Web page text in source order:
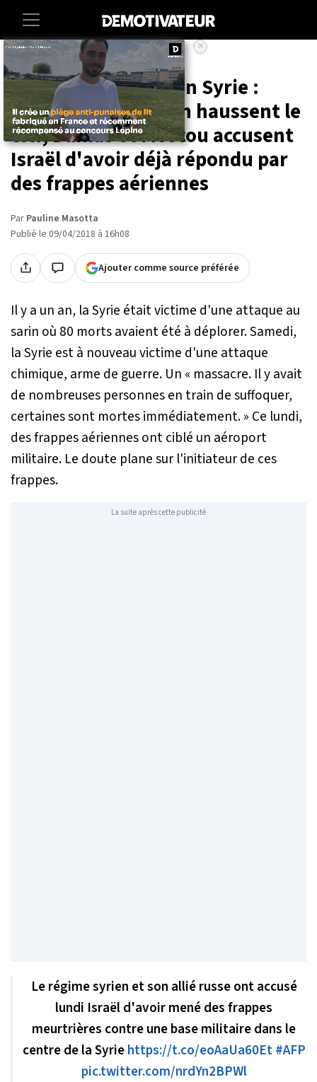
Accueil Societe
Attaque chimique en Syrie :
Paris et Washington haussent le
ton, Damas et Moscou accusent
Israël d'avoir déjà répondu par
des frappes aériennes
Par Pauline Masotta
Publié le 09/04/2018 à 16h08
Ajouter comme source préférée
Il y a un an, la Syrie était victime d'une attaque au
sarin où 80 morts avaient été à déplorer. Samedi,
la Syrie est à nouveau victime d'une attaque
chimique, arme de guerre. Un « massacre. Il y avait
de nombreuses personnes en train de suffoquer,
certaines sont mortes immédiatement. » Ce lundi,
des frappes aériennes ont ciblé un aéroport
militaire. Le doute plane sur l'initiateur de ces
frappes.
La suite après cette publicité
Le régime syrien et son allié russe ont accusé
lundi Israël d'avoir mené des frappes
meurtrières contre une base militaire dans le
centre de la Syriehttps://t.co/eoAaUa60Et#AFP
pic.twitter.com/nrdYn2BPWl
×